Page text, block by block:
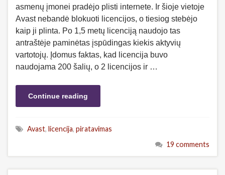
asmenų įmonei pradėjo plisti internete. Ir šioje vietoje
Avast nebandė blokuoti licencijos, o tiesiog stebėjo
kaip ji plinta. Po 1,5 metų licenciją naudojo tas
antraštėje paminėtas įspūdingas kiekis aktyvių
vartotojų. Įdomus faktas, kad licencija buvo
naudojama 200 šalių, o 2 licencijos ir …
Continue reading
Avast, licencija, piratavimas
19 comments